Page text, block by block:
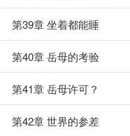
第39章 坐着都能睡
第40章 岳母的考验
第41章 岳母许可？
第42章 世界的参差